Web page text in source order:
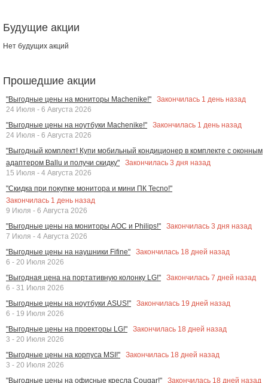
Будущие акции
Нет будущих акций
Прошедшие акции
"Выгодные цены на мониторы Machenike!" Закончилась 1 день назад
24 Июля - 6 Августа 2026
"Выгодные цены на ноутбуки Machenike!"
Закончилась 1 день назад
24 Июля - 6 Августа 2026
"Выгодный комплект! Купи мобильный кондиционер в комплекте с оконным
адаптером Ballu и получи скидку"
Закончилась 3 дня назад
15 Июля - 4 Августа 2026
"Скидка при покупке монитора и мини ПК Tecno!"
Закончилась 1 день назад
9 Июля - 6 Августа 2026
"Выгодные цены на мониторы AOC и Philips!"
Закончилась 3 дня назад
7 Июля - 4 Августа 2026
"Выгодные цены на наушники Fifine"
Закончилась 18 дней назад
6 - 20 Июля 2026
"Выгодная цена на портативную колонку LG!"
Закончилась 7 дней назад
6 - 31 Июля 2026
"Выгодные цены на ноутбуки ASUS!"
Закончилась 19 дней назад
6 - 19 Июля 2026
"Выгодные цены на проекторы LG!"
Закончилась 18 дней назад
3 - 20 Июля 2026
"Выгодные цены на корпуса MSI!"
Закончилась 18 дней назад
3 - 20 Июля 2026
"Выгодные цены на офисные кресла Cougar!"
Закончилась 18 дней назад